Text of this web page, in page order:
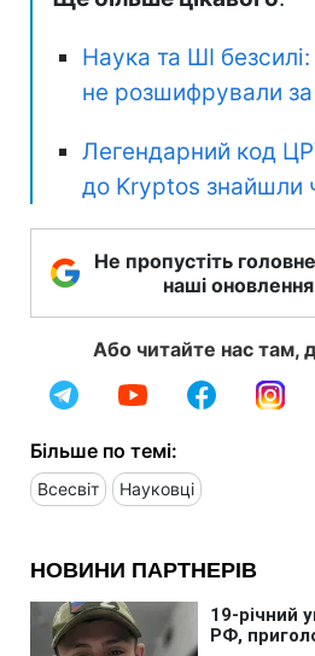
Наука та ШІ
не розшифрували за
Легендарний код
до Kryptos знайшли
Не пропустіть
наші
Або читайте нас там,
Більше по темі:
Всесвіт Науковці